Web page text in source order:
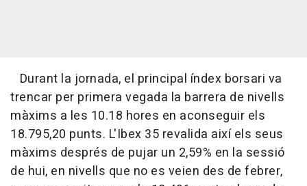
Durant la jornada, el principal índex borsari va
trencar per primera vegada la barrera de nivells
màxims a les 10.18 hores en aconseguir els
18.795,20 punts. L'Ibex 35 revalida així els seus
màxims després de pujar un 2,59% en la sessió
de hui, en nivells que no es veien des de febrer,